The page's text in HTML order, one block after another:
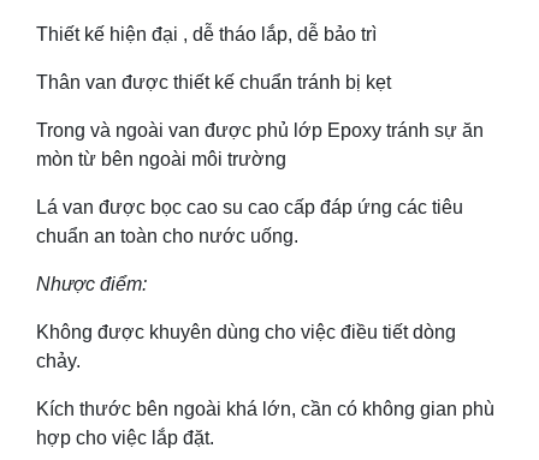
Thiết kế hiện đại , dễ tháo lắp, dễ bảo trì
Thân van được thiết kế chuẩn tránh bị kẹt
Trong và ngoài van được phủ lớp Epoxy tránh sự ăn
mòn từ bên ngoài môi trường
Lá van được bọc cao su cao cấp đáp ứng các tiêu
chuẩn an toàn cho nước uống.
Nhược điểm:
Không được khuyên dùng cho việc điều tiết dòng
chảy.
Kích thước bên ngoài khá lớn, cần có không gian phù
hợp cho việc lắp đặt.